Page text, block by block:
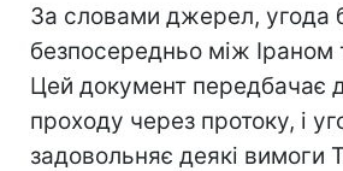
За словами джерел, угода
безпосередньо між
Цей документ передбачає
проходу через протоку, і
задовольняє деякі вимоги